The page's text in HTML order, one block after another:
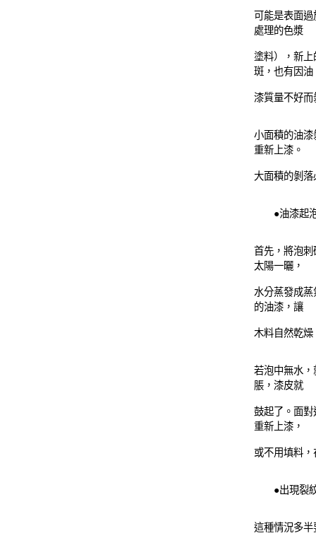
可能是表面
處理的色漿
塗料），新
斑，也有因油
漆質量不好而
小面積的油
重新上漆。
大面積的剝
●油漆起
首先，將泡
太陽一曬，
水分蒸發成
的油漆，讓
木料自然乾
若泡中無水
脹，漆皮就
鼓起了。面
重新上漆，
或不用填料
●出現裂
這種情況多